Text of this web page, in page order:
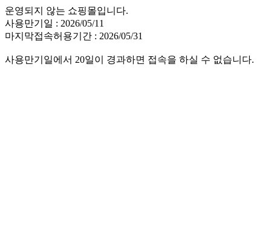
운영되지 않는 쇼핑몰입니다.
사용만기일 : 2026/05/11
마지막접속허용기간 : 2026/05/31
사용만기일에서 20일이 경과하면 접속을 하실 수 없습니다.